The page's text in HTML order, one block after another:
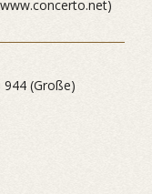
944 (Große)